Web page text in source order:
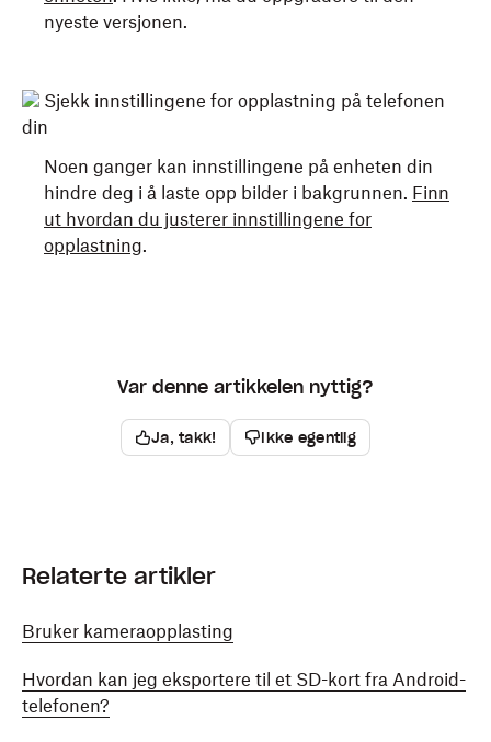
nyeste versjonen.
Sjekk innstillingene for opplastning på telefonen
din
Noen ganger kan innstillingene på enheten din
hindre deg i å laste opp bilder i bakgrunnen. Finn
ut hvordan du justerer innstillingene for
opplastning.
Var denne artikkelen nyttig?
Ja, takk! Ikke egentlig
Relaterte artikler
Bruker kameraopplasting
Hvordan kan jeg eksportere til et SD-kort fra Android-
telefonen?